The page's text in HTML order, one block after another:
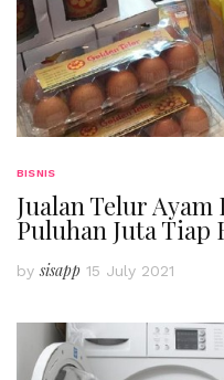
BISNIS
Jualan Telur
Puluhan Juta Tiap
bysisapp 15 July 2021